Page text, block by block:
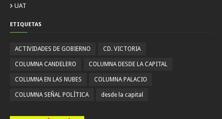
UAT
ETIQUETAS
ACTIVIDADES DE GOBIERNO CD. VICTORIA
COLUMNA CANDELERO COLUMNA DESDE LA CAPITAL
COLUMNA EN LAS NUBES COLUMNA PALACIO
COLUMNA SEÑAL POLÍTICA desde la capital